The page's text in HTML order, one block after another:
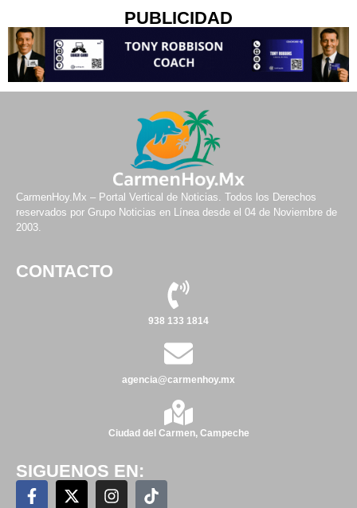
PUBLICIDAD
CarmenHoy.Mx – Portal Vertical de Noticias. Todos los Derechos
reservados por Grupo Noticias en Línea desde el 04 de Noviembre de
2003.
CONTACTO
938 133 1814
agencia@carmenhoy.mx
Ciudad del Carmen, Campeche
SIGUENOS EN: